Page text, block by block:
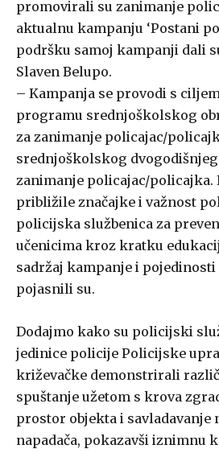
promovirali su zanimanje
aktualnu kampanju ‘Postani
podršku samoj kampanji dali
Slaven Belupo.
– Kampanja se provodi s
programu srednjoškolskog
za zanimanje policajac/
srednjoškolskog dvogodišnjeg
zanimanje policajac/policajka.
približile značajke i važnost
policijska službenica za
učenicima kroz kratku
sadržaj kampanje i pojedinosti
pojasnili su.
Dodajmo kako su policijski
jedinice policije Policijske
križevačke demonstrirali
spuštanje užetom s krova
prostor objekta i savladavanje
napadača, pokazavši iznimnu